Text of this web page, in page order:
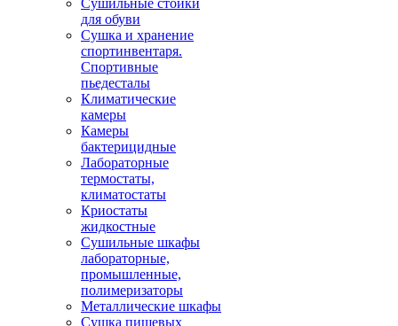
Сушильные стойки
для обуви
Сушка и хранение
спортинвентаря.
Спортивные
пьедесталы
Климатические
камеры
Камеры
бактерицидные
Лабораторные
термостаты,
климатостаты
Криостаты
жидкостные
Сушильные шкафы
лабораторные,
промышленные,
полимеризаторы
Металлические шкафы
Сушка пищевых